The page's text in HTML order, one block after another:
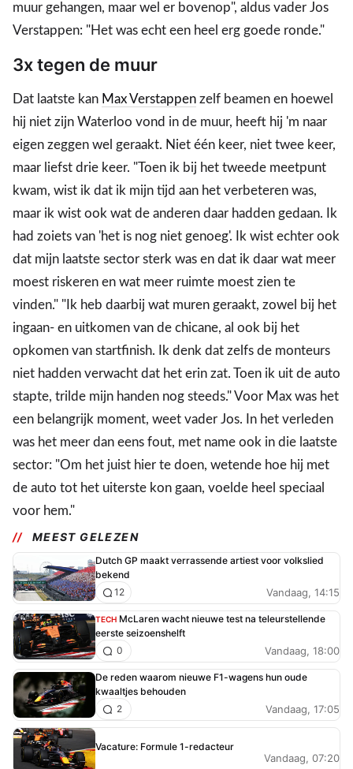
muur gehangen, maar wel er bovenop", aldus vader Jos
Verstappen: "Het was echt een heel erg goede ronde."
3x tegen de muur
Dat laatste kan Max Verstappen zelf beamen en hoewel
hij niet zijn Waterloo vond in de muur, heeft hij 'm naar
eigen zeggen wel geraakt. Niet één keer, niet twee keer,
maar liefst drie keer. "Toen ik bij het tweede meetpunt
kwam, wist ik dat ik mijn tijd aan het verbeteren was,
maar ik wist ook wat de anderen daar hadden gedaan. Ik
had zoiets van 'het is nog niet genoeg'. Ik wist echter ook
dat mijn laatste sector sterk was en dat ik daar wat meer
moest riskeren en wat meer ruimte moest zien te
vinden." "Ik heb daarbij wat muren geraakt, zowel bij het
ingaan- en uitkomen van de chicane, al ook bij het
opkomen van startfinish. Ik denk dat zelfs de monteurs
niet hadden verwacht dat het erin zat. Toen ik uit de auto
stapte, trilde mijn handen nog steeds." Voor Max was het
een belangrijk moment, weet vader Jos. In het verleden
was het meer dan eens fout, met name ook in die laatste
sector: "Om het juist hier te doen, wetende hoe hij met
de auto tot het uiterste kon gaan, voelde heel speciaal
voor hem."
MEEST GELEZEN
Dutch GP maakt verrassende artiest voor volkslied
bekend
Vandaag, 14:15
12
TECH McLaren wacht nieuwe test na teleurstellende
eerste seizoenshelft
Vandaag, 18:00
0
De reden waarom nieuwe F1-wagens hun oude
kwaaltjes behouden
Vandaag, 17:05
2
Vacature: Formule 1-redacteur
Vandaag, 07:20